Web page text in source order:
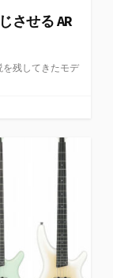
させる AR
を残してきたモデ